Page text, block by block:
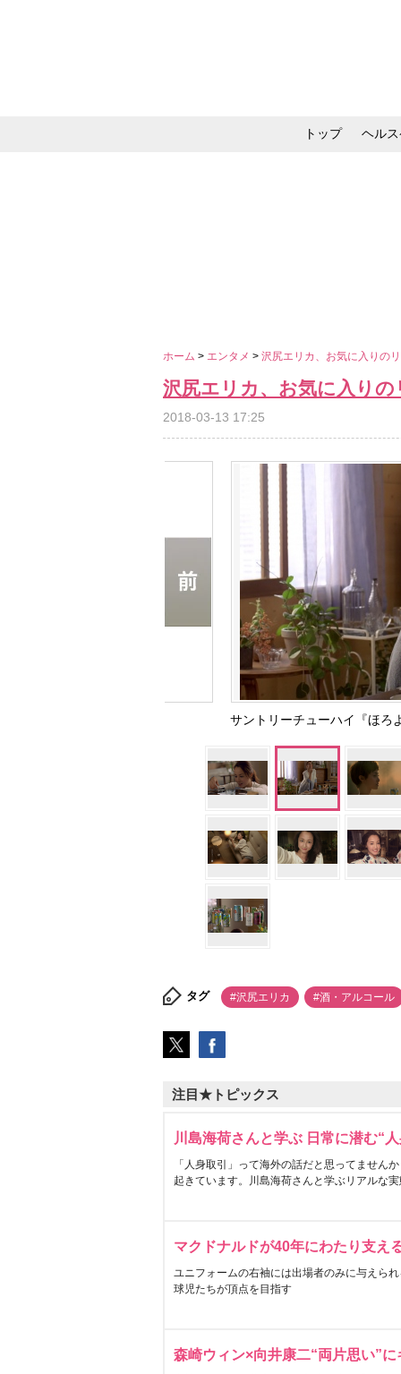
トップ ヘル
ホーム > エンタメ > 沢尻エリカ、お気に入りの
沢尻エリカ、お気に入り
2018-03-13 17:25
サントリーチューハイ『ほろ
タグ #沢尻エリカ #酒・アルコール
注目★トピックス
川島海荷さんと学ぶ 日常に潜む“
「人身取引」って海外の話だと思ってません
起きています。川島海荷さんと学ぶリアルな
マクドナルドが40年にわたり支え
ユニフォームの右袖には出場者のみに与えら
球児たちが頂点を目指す
森崎ウィン×向井康二“両片思い”